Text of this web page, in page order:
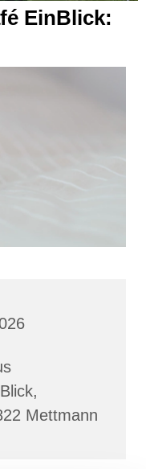
EinBlick:
Mettmann